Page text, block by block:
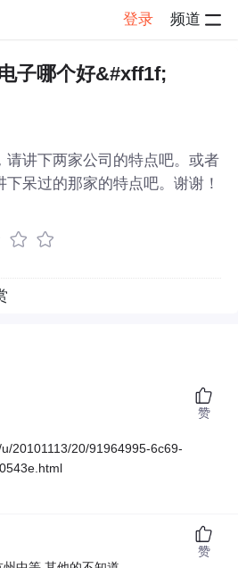
登录 频道
帖子详情
子哪个好&#xff1f;
请讲下两家公司的特点吧。或者
呆过的那家的特点吧。谢谢！
20101113/20/91964995-6c69-
赞
赞